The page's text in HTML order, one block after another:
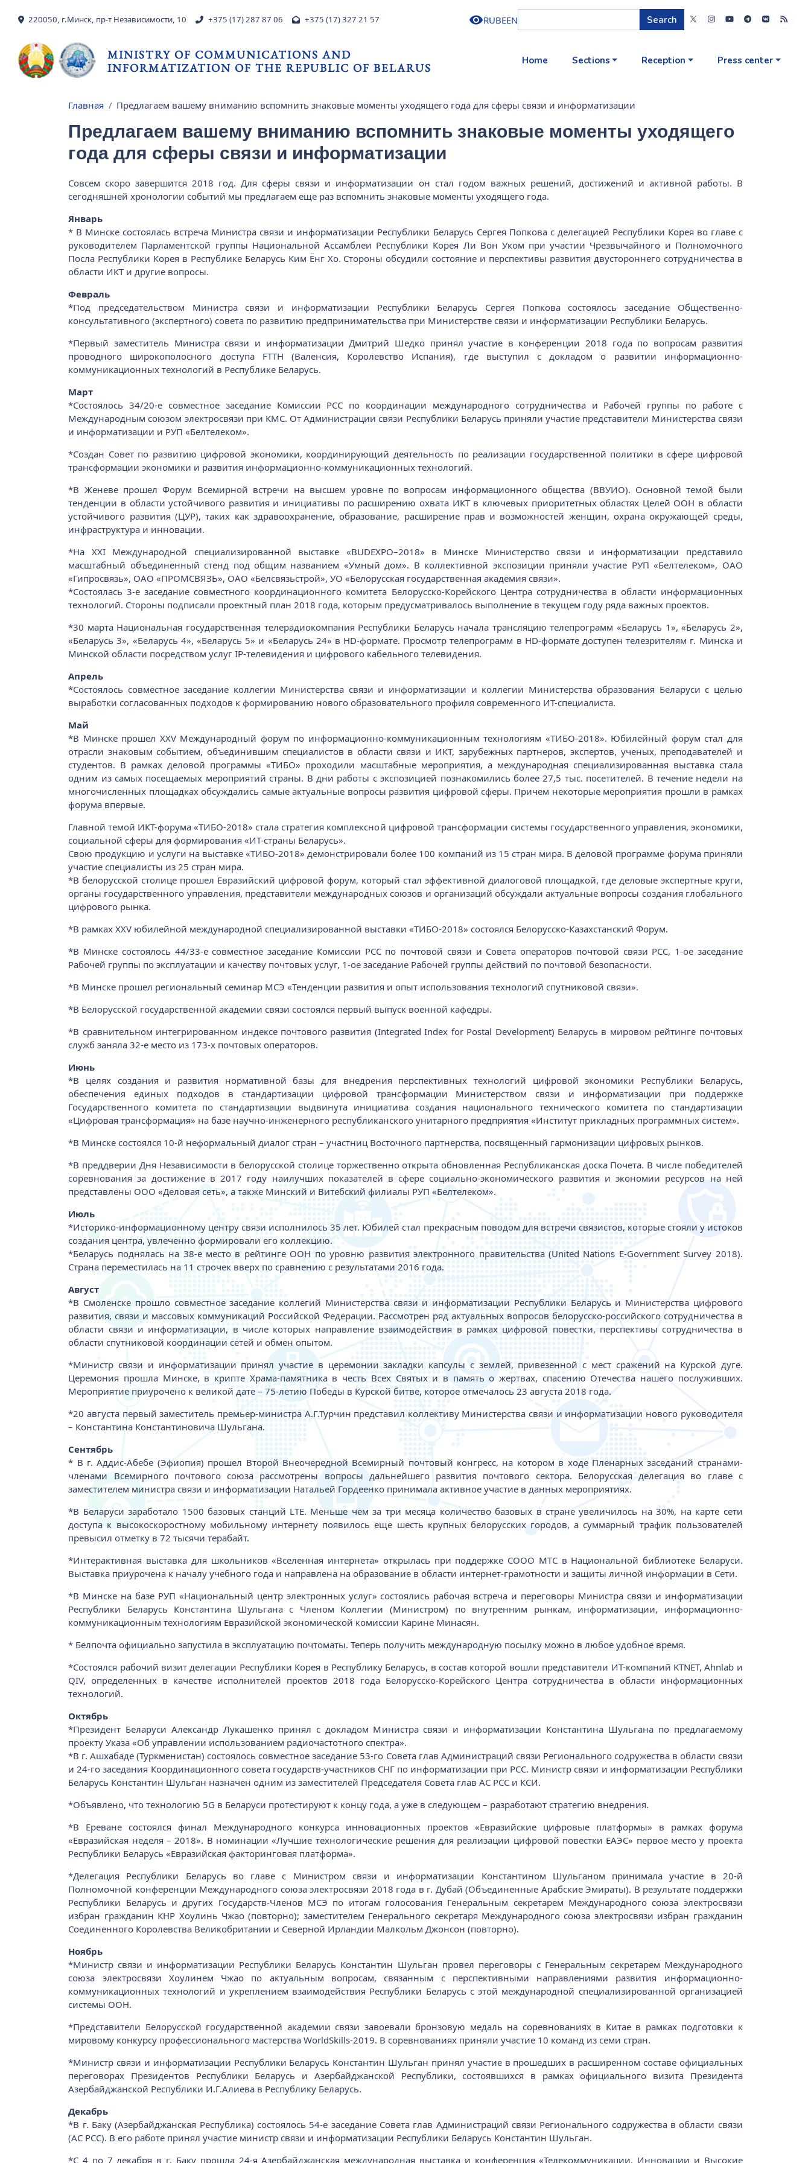
220050, г.Минск, пр-т Независимости, 10 +375 (17) 287 87 06 +375 (17) 327 21 57 RUBEEN Search
MINISTRY OF COMMUNICATIONS AND
INFORMATIZATION OF THE REPUBLIC OF BELARUS
Home Sections Reception Press center
Breadcrumb
Главная Предлагаем вашему вниманию вспомнить знаковые моменты уходящего года для сферы связи и информатизации
Предлагаем вашему вниманию вспомнить знаковые моменты уходящего
года для сферы связи и информатизации
Совсем скоро завершится 2018 год. Для сферы связи и информатизации он стал годом важных решений, достижений и активной работы. В
сегодняшней хронологии событий мы предлагаем еще раз вспомнить знаковые моменты уходящего года.
Январь
* В Минске состоялась встреча Министра связи и информатизации Республики Беларусь Сергея Попкова с делегацией Республики Корея во главе с
руководителем Парламентской группы Национальной Ассамблеи Республики Корея Ли Вон Уком при участии Чрезвычайного и Полномочного
Посла Республики Корея в Республике Беларусь Ким Ёнг Хо. Стороны обсудили состояние и перспективы развития двустороннего сотрудничества в
области ИКТ и другие вопросы.
Февраль
*Под председательством Министра связи и информатизации Республики Беларусь Сергея Попкова состоялось заседание Общественно-
консультативного (экспертного) совета по развитию предпринимательства при Министерстве связи и информатизации Республики Беларусь.
*Первый заместитель Министра связи и информатизации Дмитрий Шедко принял участие в конференции 2018 года по вопросам развития
проводного широкополосного доступа FTTH (Валенсия, Королевство Испания), где выступил с докладом о развитии информационно-
коммуникационных технологий в Республике Беларусь.
Март
*Состоялось 34/20-е совместное заседание Комиссии РСС по координации международного сотрудничества и Рабочей группы по работе с
Международным союзом электросвязи при КМС. От Администрации связи Республики Беларусь приняли участие представители Министерства связи
и информатизации и РУП «Белтелеком».
*Создан Совет по развитию цифровой экономики, координирующий деятельность по реализации государственной политики в сфере цифровой
трансформации экономики и развития информационно-коммуникационных технологий.
*В Женеве прошел Форум Всемирной встречи на высшем уровне по вопросам информационного общества (ВВУИО). Основной темой были
тенденции в области устойчивого развития и инициативы по расширению охвата ИКТ в ключевых приоритетных областях Целей ООН в области
устойчивого развития (ЦУР), таких как здравоохранение, образование, расширение прав и возможностей женщин, охрана окружающей среды,
инфраструктура и инновации.
*На XXI Международной специализированной выставке «BUDEXPO–2018» в Минске Министерство связи и информатизации представило
масштабный объединенный стенд под общим названием «Умный дом». В коллективной экспозиции приняли участие РУП «Белтелеком», ОАО
«Гипросвязь», ОАО «ПРОМСВЯЗЬ», ОАО «Белсвязьстрой», УО «Белорусская государственная академия связи».
*Состоялась 3-е заседание совместного координационного комитета Белорусско-Корейского Центра сотрудничества в области информационных
технологий. Стороны подписали проектный план 2018 года, которым предусматривалось выполнение в текущем году ряда важных проектов.
*30 марта Национальная государственная телерадиокомпания Республики Беларусь начала трансляцию телепрограмм «Беларусь 1», «Беларусь 2»,
«Беларусь 3», «Беларусь 4», «Беларусь 5» и «Беларусь 24» в HD-формате. Просмотр телепрограмм в HD-формате доступен телезрителям г. Минска и
Минской области посредством услуг IP-телевидения и цифрового кабельного телевидения.
Апрель
*Состоялось совместное заседание коллегии Министерства связи и информатизации и коллегии Министерства образования Беларуси с целью
выработки согласованных подходов к формированию нового образовательного профиля современного ИТ-специалиста.
Май
*В Минске прошел XXV Международный форум по информационно-коммуникационным технологиям «ТИБО-2018». Юбилейный форум стал для
отрасли знаковым событием, объединившим специалистов в области связи и ИКТ, зарубежных партнеров, экспертов, ученых, преподавателей и
студентов. В рамках деловой программы «ТИБО» проходили масштабные мероприятия, а международная специализированная выставка стала
одним из самых посещаемых мероприятий страны. В дни работы с экспозицией познакомились более 27,5 тыс. посетителей. В течение недели на
многочисленных площадках обсуждались самые актуальные вопросы развития цифровой сферы. Причем некоторые мероприятия прошли в рамках
форума впервые.
Главной темой ИКТ-форума «ТИБО-2018» стала стратегия комплексной цифровой трансформации системы государственного управления, экономики,
социальной сферы для формирования «ИТ-страны Беларусь».
Свою продукцию и услуги на выставке «ТИБО-2018» демонстрировали более 100 компаний из 15 стран мира. В деловой программе форума приняли
участие специалисты из 25 стран мира.
*В белорусской столице прошел Евразийский цифровой форум, который стал эффективной диалоговой площадкой, где деловые экспертные круги,
органы государственного управления, представители международных союзов и организаций обсуждали актуальные вопросы создания глобального
цифрового рынка.
*В рамках XXV юбилейной международной специализированной выставки «ТИБО-2018» состоялся Белорусско-Казахстанский Форум.
*В Минске состоялось 44/33-е совместное заседание Комиссии РСС по почтовой связи и Совета операторов почтовой связи РСС, 1-ое заседание
Рабочей группы по эксплуатации и качеству почтовых услуг, 1-ое заседание Рабочей группы действий по почтовой безопасности.
*В Минске прошел региональный семинар МСЭ «Тенденции развития и опыт использования технологий спутниковой связи».
*В Белорусской государственной академии связи состоялся первый выпуск военной кафедры.
*В сравнительном интегрированном индексе почтового развития (Integrated Index for Postal Development) Беларусь в мировом рейтинге почтовых
служб заняла 32-е место из 173-х почтовых операторов.
Июнь
*В целях создания и развития нормативной базы для внедрения перспективных технологий цифровой экономики Республики Беларусь,
обеспечения единых подходов в стандартизации цифровой трансформации Министерством связи и информатизации при поддержке
Государственного комитета по стандартизации выдвинута инициатива создания национального технического комитета по стандартизации
«Цифровая трансформация» на базе научно-инженерного республиканского унитарного предприятия «Институт прикладных программных систем».
*В Минске состоялся 10-й неформальный диалог стран – участниц Восточного партнерства, посвященный гармонизации цифровых рынков.
*В преддверии Дня Независимости в белорусской столице торжественно открыта обновленная Республиканская доска Почета. В числе победителей
соревнования за достижение в 2017 году наилучших показателей в сфере социально-экономического развития и экономии ресурсов на ней
представлены ООО «Деловая сеть», а также Минский и Витебский филиалы РУП «Белтелеком».
Июль
*Историко-информационному центру связи исполнилось 35 лет. Юбилей стал прекрасным поводом для встречи связистов, которые стояли у истоков
создания центра, увлеченно формировали его коллекцию.
*Беларусь поднялась на 38-е место в рейтинге ООН по уровню развития электронного правительства (United Nations E-Government Survey 2018).
Страна переместилась на 11 строчек вверх по сравнению с результатами 2016 года.
Август
*В Смоленске прошло совместное заседание коллегий Министерства связи и информатизации Республики Беларусь и Министерства цифрового
развития, связи и массовых коммуникаций Российской Федерации. Рассмотрен ряд актуальных вопросов белорусско-российского сотрудничества в
области связи и информатизации, в числе которых направление взаимодействия в рамках цифровой повестки, перспективы сотрудничества в
области спутниковой координации сетей и обмен опытом.
*Министр связи и информатизации принял участие в церемонии закладки капсулы с землей, привезенной с мест сражений на Курской дуге.
Церемония прошла Минске, в крипте Храма-памятника в честь Всех Святых и в память о жертвах, спасению Отечества нашего послуживших.
Мероприятие приурочено к великой дате – 75-летию Победы в Курской битве, которое отмечалось 23 августа 2018 года.
*20 августа первый заместитель премьер-министра А.Г.Турчин представил коллективу Министерства связи и информатизации нового руководителя
– Константина Константиновича Шульгана.
Сентябрь
* В г. Аддис-Абебе (Эфиопия) прошел Второй Внеочередной Всемирный почтовый конгресс, на котором в ходе Пленарных заседаний странами-
членами Всемирного почтового союза рассмотрены вопросы дальнейшего развития почтового сектора. Белорусская делегация во главе с
заместителем министра связи и информатизации Натальей Гордеенко принимала активное участие в данных мероприятиях.
*В Беларуси заработало 1500 базовых станций LTE. Меньше чем за три месяца количество базовых в стране увеличилось на 30%, на карте сети
доступа к высокоскоростному мобильному интернету появилось еще шесть крупных белорусских городов, а суммарный трафик пользователей
превысил отметку в 72 тысячи терабайт.
*Интерактивная выставка для школьников «Вселенная интернета» открылась при поддержке СООО МТС в Национальной библиотеке Беларуси.
Выставка приурочена к началу учебного года и направлена на образование в области интернет-грамотности и защиты личной информации в Сети.
*В Минске на базе РУП «Национальный центр электронных услуг» состоялись рабочая встреча и переговоры Министра связи и информатизации
Республики Беларусь Константина Шульгана с Членом Коллегии (Министром) по внутренним рынкам, информатизации, информационно-
коммуникационным технологиям Евразийской экономической комиссии Карине Минасян.
* Белпочта официально запустила в эксплуатацию почтоматы. Теперь получить международную посылку можно в любое удобное время.
*Состоялся рабочий визит делегации Республики Корея в Республику Беларусь, в состав которой вошли представители ИТ-компаний KTNET, Ahnlab и
QIV, определенных в качестве исполнителей проектов 2018 года Белорусско-Корейского Центра сотрудничества в области информационных
технологий.
Октябрь
*Президент Беларуси Александр Лукашенко принял с докладом Министра связи и информатизации Константина Шульгана по предлагаемому
проекту Указа «Об управлении использованием радиочастотного спектра».
*В г. Ашхабаде (Туркменистан) состоялось совместное заседание 53-го Совета глав Администраций связи Регионального содружества в области связи
и 24-го заседания Координационного совета государств-участников СНГ по информатизации при РСС. Министр связи и информатизации Республики
Беларусь Константин Шульган назначен одним из заместителей Председателя Совета глав АС РСС и КСИ.
*Объявлено, что технологию 5G в Беларуси протестируют к концу года, а уже в следующем – разработают стратегию внедрения.
*В Ереване состоялся финал Международного конкурса инновационных проектов «Евразийские цифровые платформы» в рамках форума
«Евразийская неделя – 2018». В номинации «Лучшие технологические решения для реализации цифровой повестки ЕАЭС» первое место у проекта
Республики Беларусь «Евразийская факторинговая платформа».
*Делегация Республики Беларусь во главе с Министром связи и информатизации Константином Шульганом принимала участие в 20-й
Полномочной конференции Международного союза электросвязи 2018 года в г. Дубай (Объединенные Арабские Эмираты). В результате поддержки
Республики Беларусь и других Государств-Членов МСЭ по итогам голосования Генеральным секретарем Международного союза электросвязи
избран гражданин КНР Хоулинь Чжао (повторно); заместителем Генерального секретаря Международного союза электросвязи избран гражданин
Соединенного Королевства Великобритании и Северной Ирландии Малкольм Джонсон (повторно).
Ноябрь
*Министр связи и информатизации Республики Беларусь Константин Шульган провел переговоры с Генеральным секретарем Международного
союза электросвязи Хоулинем Чжао по актуальным вопросам, связанным с перспективными направлениями развития информационно-
коммуникационных технологий и укреплением взаимодействия Республики Беларусь с этой международной специализированной организацией
системы ООН.
*Представители Белорусской государственной академии связи завоевали бронзовую медаль на соревнованиях в Китае в рамках подготовки к
мировому конкурсу профессионального мастерства WorldSkills-2019. В соревнованиях приняли участие 10 команд из семи стран.
*Министр связи и информатизации Республики Беларусь Константин Шульган принял участие в прошедших в расширенном составе официальных
переговорах Президентов Республики Беларусь и Азербайджанской Республики, состоявшихся в рамках официального визита Президента
Азербайджанской Республики И.Г.Алиева в Республику Беларусь.
Декабрь
*В г. Баку (Азербайджанская Республика) состоялось 54-е заседание Совета глав Администраций связи Регионального содружества в области связи
(АС РСС). В его работе принял участие министр связи и информатизации Республики Беларусь Константин Шульган.
*С 4 по 7 декабря в г. Баку прошла 24-я Азербайджанская международная выставка и конференция «Телекоммуникации, Инновации и Высокие